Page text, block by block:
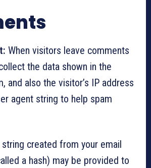
When visitors leave comments
the data shown in the
and also the visitor’s IP address
agent string to help spam
string created from your email
a hash) may be provided to